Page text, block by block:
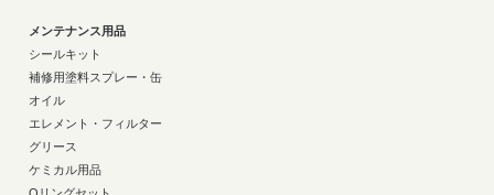
メンテナンス用品
シールキット
補修用塗料スプレー・缶
オイル
エレメント・フィルター
グリース
ケミカル用品